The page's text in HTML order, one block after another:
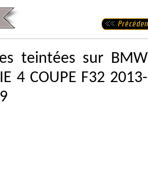
teintées sur BMW
4 COUPE F32 2013-